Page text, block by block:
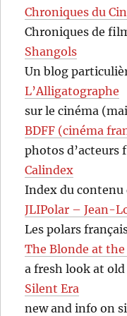
Chroniques du
Chroniques de
Shangols
Un blog
L’Alligatographe
sur le cinéma
BDFF (cinéma
photos d’acteurs
Calindex
Index du contenu
JLIPolar – Jean-
Les polars
The Blonde at
a fresh look at
Silent Era
new and info on